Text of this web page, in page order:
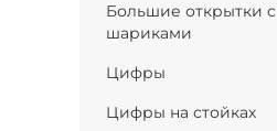
Большие открытки с
шариками
Цифры
Цифры на стойках